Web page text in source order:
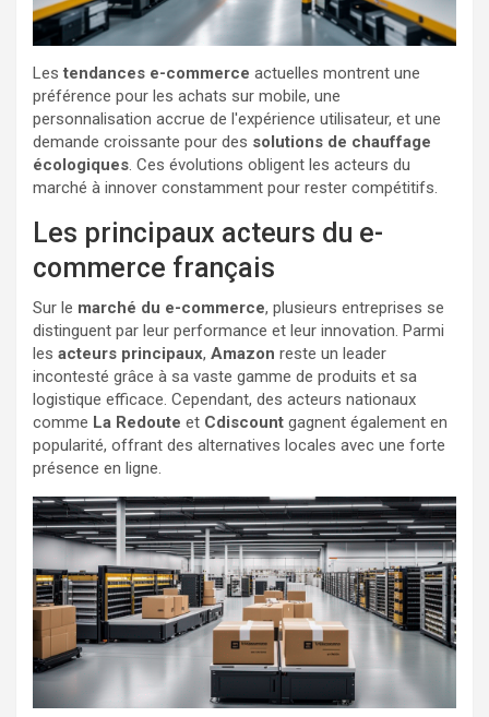
Lestendances e-commerce actuelles montrent une
préférence pour les achats sur mobile, une
personnalisation accrue de l'expérience utilisateur, et une
demande croissante pour des solutions de chauffage
écologiques. Ces évolutions obligent les acteurs du
marché à innover constamment pour rester compétitifs.
Les principaux acteurs du e-
commerce français
Sur le marché du e-commerce, plusieurs entreprises se
distinguent par leur performance et leur innovation. Parmi
les acteurs principaux, Amazon reste un leader
incontesté grâce à sa vaste gamme de produits et sa
logistique efficace. Cependant, des acteurs nationaux
comme La Redoute et Cdiscount gagnent également en
popularité, offrant des alternatives locales avec une forte
présence en ligne.